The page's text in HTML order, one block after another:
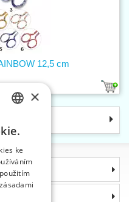
12,5 cm
ENGLISH
GERMAN
×
ke